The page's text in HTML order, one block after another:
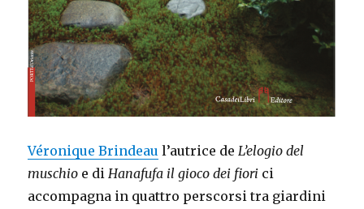
Véronique Brindeau l’autrice de L’elogio del
muschio e di Hanafufa il gioco dei fiori ci
accompagna in quattro perscorsi tra giardini